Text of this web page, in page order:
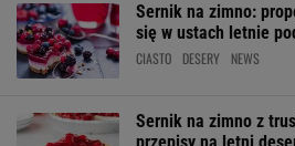
Sernik na zimno:
się w ustach letnie
CIASTO DESERY NEWS
Sernik na zimno z